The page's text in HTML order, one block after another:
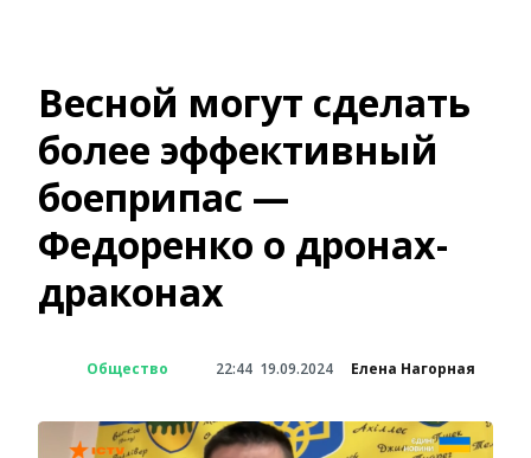
Весной могут сделать
более эффективный
боеприпас —
Федоренко о дронах-
драконах
Общество 22:44 19.09.2024 Елена Нагорная